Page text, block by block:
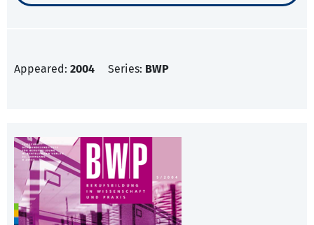
Appeared: 2004 Series: BWP